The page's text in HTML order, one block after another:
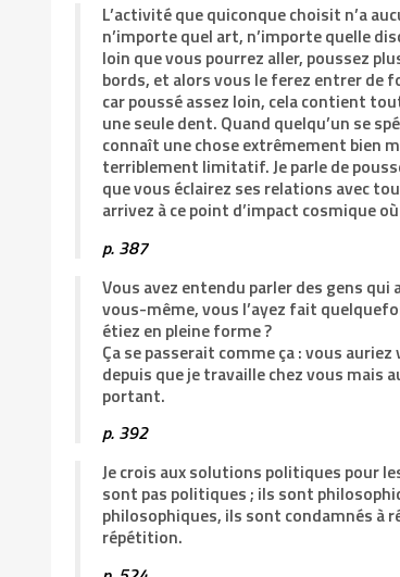
L’activité que quiconque choisit n’a
n’importe quel art, n’importe quelle
loin que vous pourrez aller, poussez
bords, et alors vous le ferez entrer de
car poussé assez loin, cela contient
une seule dent. Quand quelqu’un se
connaît une chose extrêmement bien
terriblement limitatif. Je parle de
que vous éclairez ses relations avec
arrivez à ce point d’impact cosmique
p. 387
Vous avez entendu parler des gens
vous-même, vous l’ayez fait
étiez en pleine forme ?
Ça se passerait comme ça : vous
depuis que je travaille chez vous mais
portant.
p. 392
Je crois aux solutions politiques pour
sont pas politiques ; ils sont
philosophiques, ils sont condamnés à
répétition.